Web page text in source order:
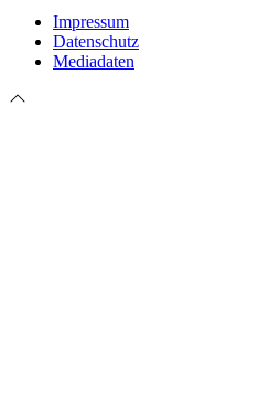
Impressum
Datenschutz
Mediadaten